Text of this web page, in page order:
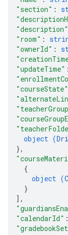
"section" :
"description"
"room" :
"ownerId" :
"updateTime"
"courseState"
object (
},
{
object (
}
] ,
"calendarId" :